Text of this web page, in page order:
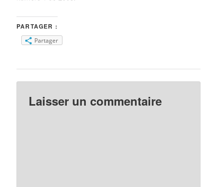
PARTAGER :
Partager
Laisser un commentaire